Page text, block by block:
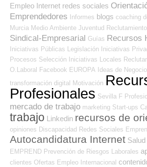
Empleo Internet redes sociales
Emprendedores Informes blogs coaching
Murcia Medio Ambiente Juventud
Sindical-Empresarial Guías Recursos
Iniciativas Públicas Legislación Iniciativas
Procesos Selección Iniciativas Locales
O.Laboral Facebook EUROPA Ideas de Negocio
transformación digital Motivación
Profesionales Sevilla F
mercado de trabajo marketing Start-ups
trabajo Linkedin recursos de
opiniones Discapacidad Redes Sociales
Autocandidatura Internet Salud
EMPREND Prevención de Riesgos Laborales
clientes Ofertas Empleo Internacional